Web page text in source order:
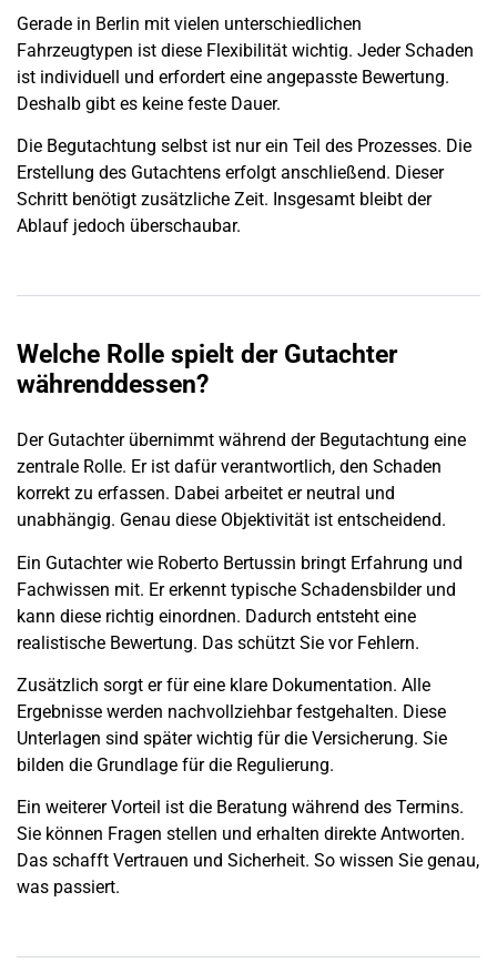
Gerade in Berlin mit vielen unterschiedlichen
Fahrzeugtypen ist diese Flexibilität wichtig. JederSchaden
ist individuell und erfordert eine angepasste Bewertung.
Deshalb gibt es keine feste Dauer.
Die Begutachtung selbst ist nur ein Teil des Prozesses. Die
Erstellung des Gutachtens erfolgt anschließend. Dieser
Schritt benötigt zusätzliche Zeit. Insgesamt bleibt der
Ablauf jedoch überschaubar.
Welche Rolle spielt der Gutachter
währenddessen?
Der Gutachter übernimmt während der Begutachtung eine
zentrale Rolle. Er ist dafür verantwortlich, den Schaden
korrekt zu erfassen. Dabei arbeitet er neutral und
unabhängig. Genau diese Objektivität ist entscheidend.
Ein Gutachter wie Roberto Bertussin bringt Erfahrung und
Fachwissen mit. Er erkennt typische Schadensbilder und
kann diese richtig einordnen. Dadurch entsteht eine
realistische Bewertung. Das schützt Sie vor Fehlern.
Zusätzlich sorgt er für eine klare Dokumentation. Alle
Ergebnisse werden nachvollziehbar festgehalten. Diese
Unterlagen sind später wichtig für die Versicherung. Sie
bilden die Grundlage für die Regulierung.
Ein weiterer Vorteil ist die Beratung während des Termins.
Sie können Fragen stellen und erhalten direkte Antworten.
Das schafft Vertrauen und Sicherheit. So wissen Sie genau,
was passiert.